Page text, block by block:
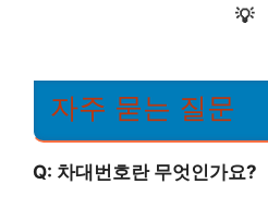
💡
자주 묻는 질문
Q: 차대번호란 무엇인가요?